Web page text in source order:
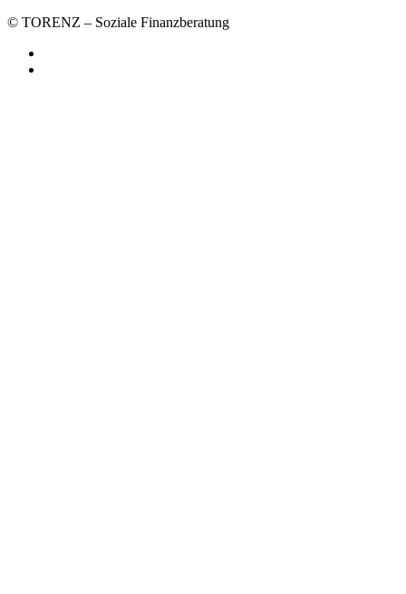
© TORENZ – Soziale Finanzberatung